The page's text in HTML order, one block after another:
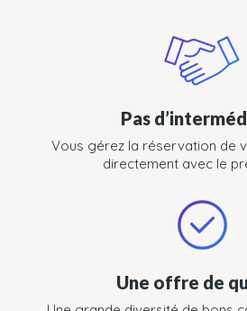
Pas
Vous gérez la réservation de
directement avec le
Une offre de